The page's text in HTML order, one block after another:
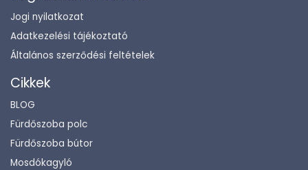
Jogi nyilatkozat
Adatkezelési tájékoztató
Általános szerződési feltételek
Cikkek
BLOG
Fürdőszoba polc
Fürdőszoba bútor
Mosdókagyló